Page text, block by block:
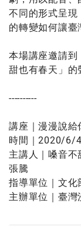
不同的形式呈現
的轉變如何讓臺
本場講座邀請到
甜也有春天」的
----------
講座｜漫漫說給
時間｜2020/6/
主講人｜嗓音
張騰
指導單位｜文化
主辦單位｜臺灣